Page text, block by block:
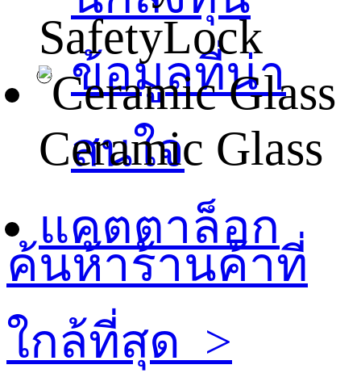
ข้อมูลที่น่า
สนใจ
แคตตาล็อก
SafetyLock
Ceramic Glass
ค้นห้าร้านค้าที่
ใกล้ที่สุด >